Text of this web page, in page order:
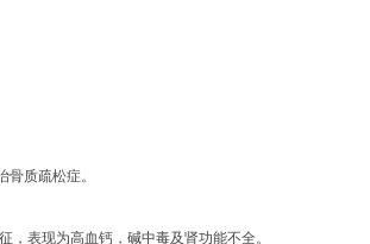
质疏松症。
表现为高血钙，碱中毒及肾功能不全。